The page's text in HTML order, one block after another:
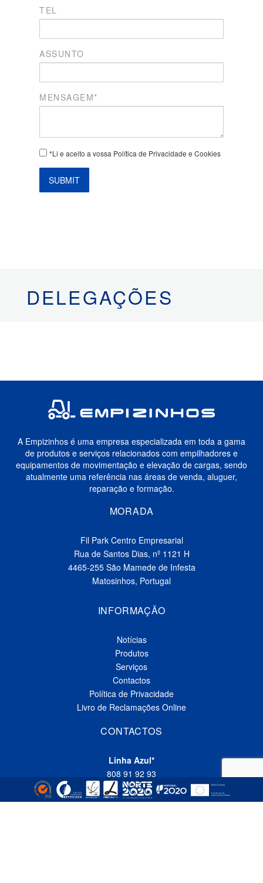
TEL
ASSUNTO
MENSAGEM*
*Li e aceito a vossa Política de Privacidade e Cookies
SUBMIT
DELEGAÇÕES
A Empizinhos é uma empresa especializada em toda a gama
de produtos e serviços relacionados com empilhadores e
equipamentos de movimentação e elevação de cargas, sendo
atualmente uma referência nas áreas de venda, aluguer,
reparação e formação.
MORADA
Fil Park Centro Empresarial
Rua de Santos Dias, nº 1121 H
4465-255 São Mamede de Infesta
Matosinhos, Portugal
INFORMAÇÃO
Notícias
Produtos
Serviços
Contactos
Política de Privacidade
Livro de Reclamações Online
CONTACTOS
Linha Azul*
808 91 92 93
(*custo de uma chamada local nacional)